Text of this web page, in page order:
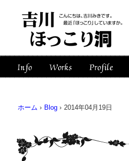
ホーム › Blog › 2014年04月19日